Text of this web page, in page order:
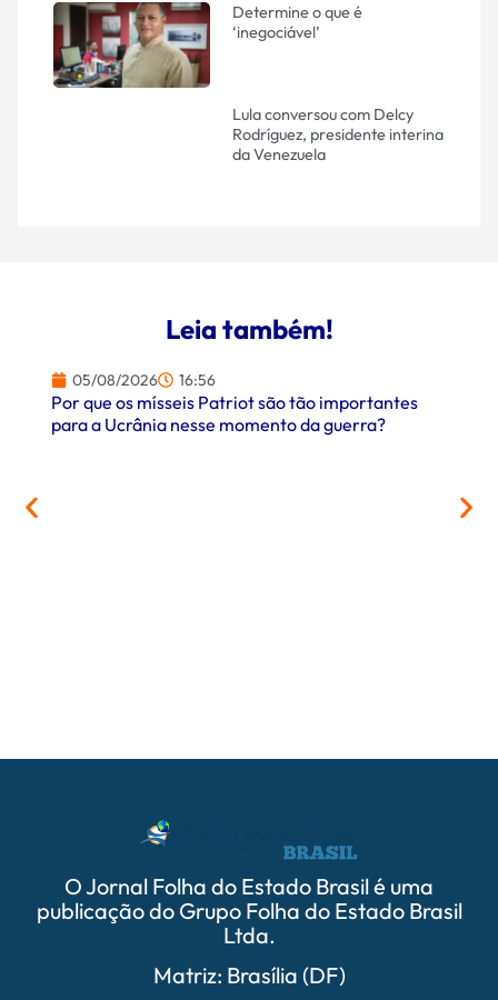
Determine o que é
‘inegociável’
Lula conversou com Delcy
Rodríguez, presidente interina
da Venezuela
Leia também!
05/08/2026 16:56
Por que os mísseis Patriot são tão importantes
para a Ucrânia nesse momento da guerra?
O Jornal Folha do Estado Brasil é uma
publicação do Grupo Folha do Estado Brasil
Ltda.
Matriz: Brasília (DF)